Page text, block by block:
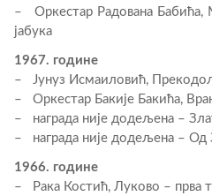
– Оркестар Радована
јабука
1967. године
– Јунуз Исмаиловић,
– Оркестар Бакије Бакића,
– награда није додељена –
– награда није додељена – Од
1966. године
– Рака Костић, Луково – прва